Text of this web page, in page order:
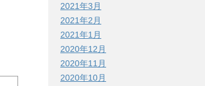
2021年3月
2021年2月
2021年1月
2020年12月
2020年11月
2020年10月